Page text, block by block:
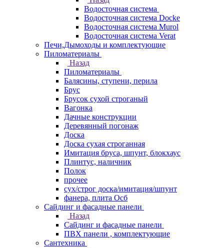
Водосточная система
Водосточная система Docke
Водосточная система Murol
Водосточная система Verat
Печи,Дымоходы и комплектующие
Пиломатериалы
Назад
Пиломатериалы
Балясины, ступени, перила
Брус
Брусок сухой строганый
Вагонка
Дачные конструкции
Деревянный погонаж
Доска
Доска сухая строганная
Имитация бруса, шпунт, блокхаус
Плинтус, наличник
Полок
прочее
сух/строг доска/имитация/шпунт
фанера, плита Осб
Сайдинг и фасадные панели
Назад
Сайдинг и фасадные панели
ПВХ панели , комплектующие
Сантехника